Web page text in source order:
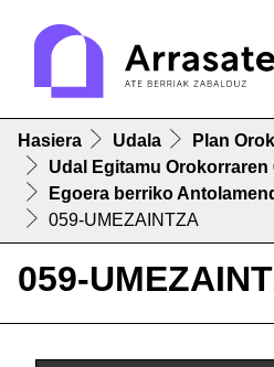
Hasiera Udala
Plan
Udal Egitamu Orokorraren
Egoera berriko
059-UMEZAINTZA
059-